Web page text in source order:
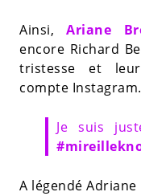
Ainsi,Ariane
encore Richard
tristesse et
compte Instagram.
Je suis
A légendé